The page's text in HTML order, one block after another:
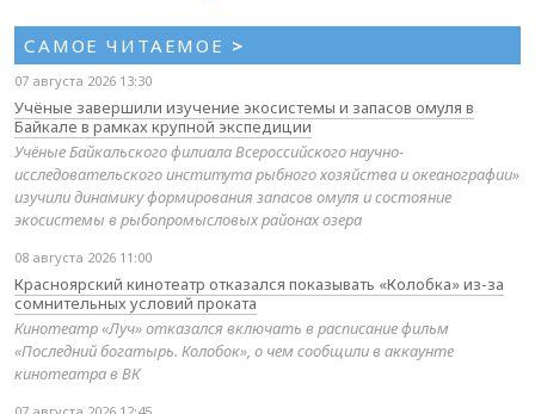
САМОЕ ЧИТАЕМОЕ >
07 августа 2026 13:30
Учёные завершили изучение экосистемы и запасов омуля в
Байкале в рамках крупной экспедиции
Учёные Байкальского филиала Всероссийского научно-
исследовательского института рыбного хозяйства и океанографии»
изучили динамику формирования запасов омуля и состояние
экосистемы в рыбопромысловых районах озера
08 августа 2026 11:00
Красноярский кинотеатр отказался показывать «Колобка» из-за
сомнительных условий проката
Кинотеатр «Луч» отказался включать в расписание фильм
«Последний богатырь. Колобок», о чем сообщили в аккаунте
кинотеатра в ВК